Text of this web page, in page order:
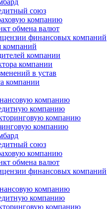
союз
компанию
обмена валют
финансовых компаний
компаний
компании
компании
в устав
компании
компанию
компанию
компанию
компанию
союз
компанию
обмена валют
финансовых компаний
компанию
компанию
компанию